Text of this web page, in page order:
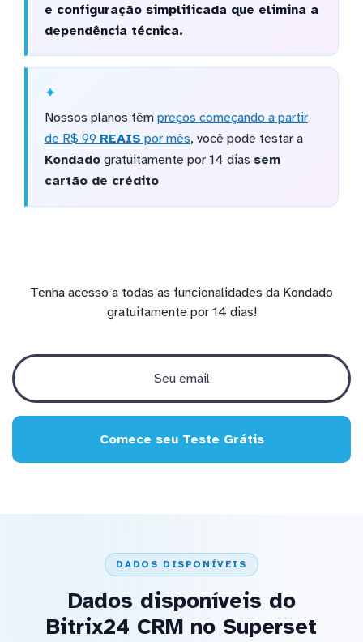
e configuração simplificada que elimina a
dependência técnica.
Nossos planos têm preços começando a partir
de R$ 99 REAIS por mês, você pode testar a
Kondadogratuitamente por 14 dias sem
cartão de crédito
Tenha acesso a todas as funcionalidades da Kondado
gratuitamente por 14 dias!
Comece seu Teste Grátis
DADOS DISPONÍVEIS
Dados disponíveis do
Bitrix24 CRM no Superset